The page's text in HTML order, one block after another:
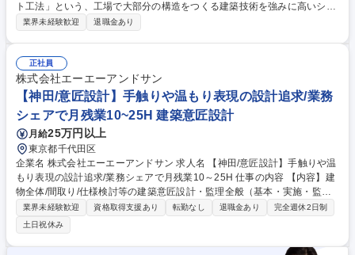
ト工法」という、工場で大部分の構造をつくる建築技術を強みに高いシェ
アを誇る当社にて戸建・アパートの建築設計の補助をお任せ ◇一定型が決
築士取得を目指します ■営業がヒアリングし作成した図面案を基に、構造
確認・修正等のアドバイス ※ご要望の打合せや図面素案は原則営業が対応
■設計ソフト(CAD)を使用した作図業務。県や市に対する建築申請対応 ■完
成図面をもとに顧客への最終確認/技術的な説明 ■工事が始まった際、設計
図通り進んでいるかを数回現地立会い(監理) 募集職種 【鹿児島市/建築設
計】業務未経験OK/◎安定の積水化学工業グループ/年休120日
業界未経験歓迎 退職金あり
正社員
株式会社エーエーアンドサン
【神田/意匠設計】手触りや温もり表現の設計追求/業務
シェアで月残業10~25H 建築意匠設計
月給25万円以上
東京都千代田区
企業名 株式会社エーエーアンドサン 求人名 【神田/意匠設計】手触りや温
もり表現の設計追求/業務シェアで月残業10～25H 仕事の内容 【内容】建
物全体/間取り/仕様検討等の建築意匠設計・監理全般（基本・実施・監
理）【対象】民間事業・大手デベロッパーのプロジェクトを中心としたマ
ンション・ホテル・オフィスビル・商業施設など 【採用背景】業績好調・
案件増加による増員募集 【仕事スタイル】案件毎にチームで設計をお願い
しますので、個人に過度な負担が掛らない組織体制のため業務の平準化・
業界未経験歓迎 資格取得支援あり 転勤なし 退職金あり
完全週休2日制
土日祝休み